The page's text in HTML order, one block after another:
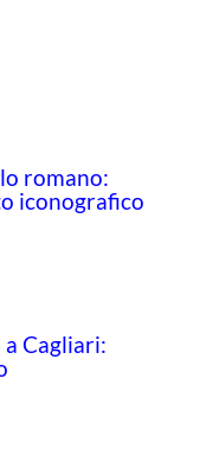
romano:
iconografico
Cagliari: